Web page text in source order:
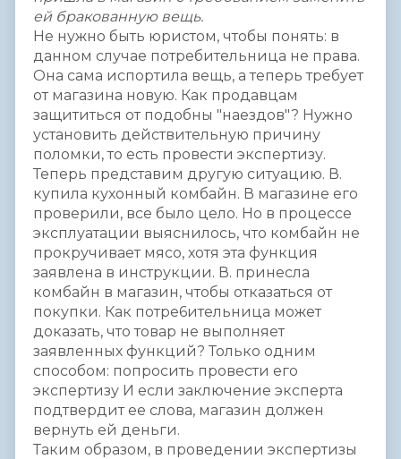
ей бракованную вещь.
Не нужно быть юристом, чтобы понять: в
данном случае потребительница не права.
Она сама испортила вещь, а теперь требует
от магазина новую. Как продавцам
защититься от подобны "наездов"? Нужно
установить действительную причину
поломки, то есть провести экспертизу.
Теперь представим другую ситуацию. В.
купила кухонный комбайн. В магазине его
проверили, все было цело. Но в процессе
эксплуатации выяснилось, что комбайн не
прокручивает мясо, хотя эта функция
заявлена в инструкции. В. принесла
комбайн в магазин, чтобы отказаться от
покупки. Как потре6ительница может
доказать, что товар не выполняет
заявленных функций? Только одним
способом: попросить провести его
экспертизу И если заключение эксперта
подтвердит ее слова, магазин должен
вернуть ей деньги.
Таким образом, в проведении экспертизы